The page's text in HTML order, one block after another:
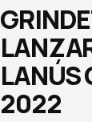
LANÚS
2022